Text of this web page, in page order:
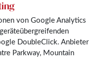
von Google Analytics
DoubleClick. Anbieter
Parkway, Mountain